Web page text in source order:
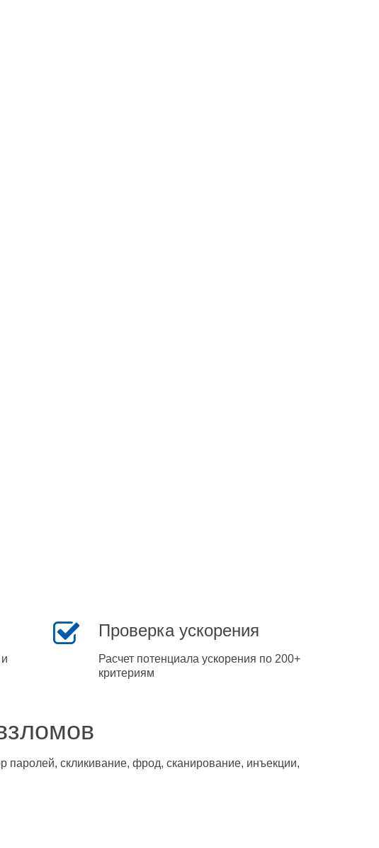
Проверка ускорения
Расчет потенциала ускорения по 200+
критериям
паролей, скликивание, фрод, сканирование, инъекции,